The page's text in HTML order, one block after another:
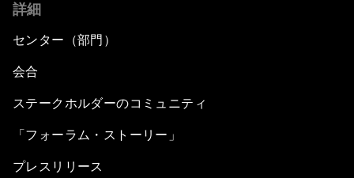
詳細
センター（部門）
会合
ステークホルダーのコミュニティ
「フォーラム・ストーリー」
プレスリリース